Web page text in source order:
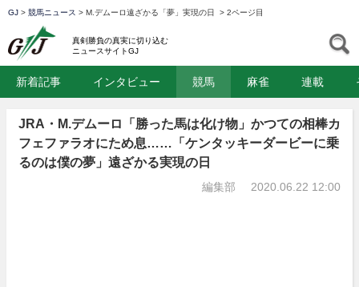
GJ > 競馬ニュース > M.デムーロ遠ざかる「夢」実現の日 > 2ページ目
真剣勝負の真実に切り込む
ニュースサイトGJ
新着記事 インタビュー 競馬 麻雀 連載
JRA・M.デムーロ「勝った馬は化け物」かつての相棒カ
フェファラオにため息……「ケンタッキーダービーに乗
るのは僕の夢」遠ざかる実現の日
編集部 2020.06.22 12:00